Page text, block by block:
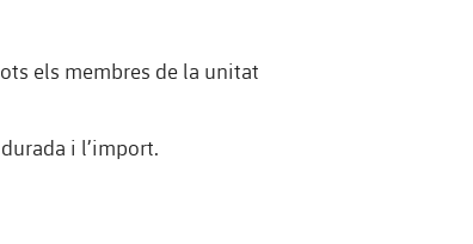
els membres de la unitat
i l’import.